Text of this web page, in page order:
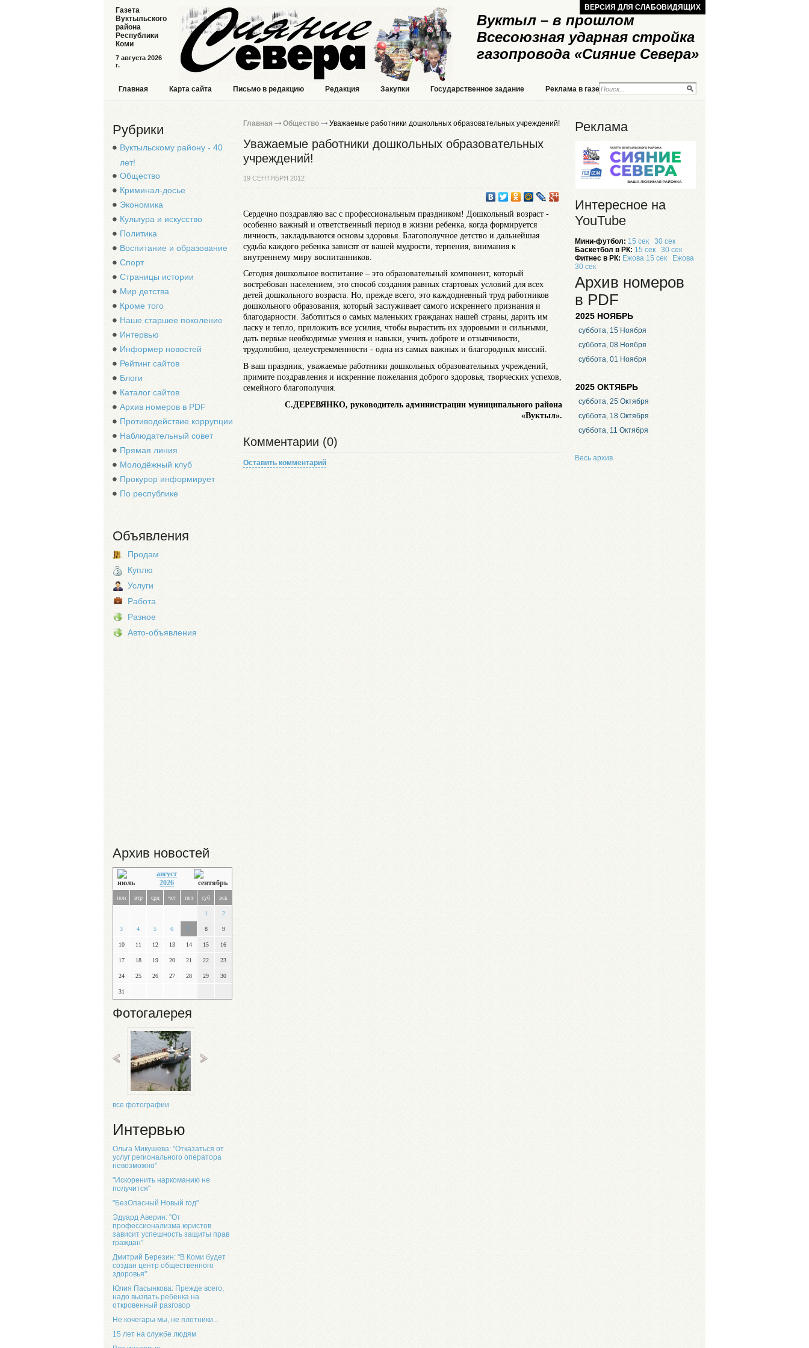
Вуктыл – в прошлом
Всесоюзная ударная стройка
газопровода «Сияние Севера»
7 августа 2026
г.
Газета
Вуктыльского
района
Республики
Коми
ВЕРСИЯ ДЛЯ СЛАБОВИДЯЩИХ
Главная Карта сайта Письмо в редакцию Редакция Закупки Государственное задание Реклама в газете Реклама на сайте
Рубрики
Вуктыльскому району - 40
лет!
Общество
Криминал-досье
Экономика
Культура и искусство
Политика
Воспитание и образование
Спорт
Страницы истории
Мир детства
Кроме того
Наше старшее поколение
Интервью
Информер новостей
Рейтинг сайтов
Блоги
Каталог сайтов
Архив номеров в PDF
Противодействие коррупции
Наблюдательный совет
Прямая линия
Молодёжный клуб
Прокурор информирует
По республике
Объявления
Продам
Куплю
Услуги
Работа
Разное
Авто-объявления
Архив новостей
август
2026
пон втр срд чет пят суб вск
1 2
3 4 5 6 7 8 9
10 11 12 13 14 15 16
17 18 19 20 21 22 23
24 25 26 27 28 29 30
31
Фотогалерея
все фотографии
Интервью
Ольга Микушева: "Отказаться от
услуг регионального оператора
невозможно"
"Искоренить наркоманию не
получится"
"БезОпасный Новый год"
Эдуард Аверин: "От
профессионализма юристов
зависит успешность защиты прав
граждан"
Дмитрий Березин: "В Коми будет
создан центр общественного
здоровья"
Юлия Пасынкова: Прежде всего,
надо вызвать ребенка на
откровенный разговор
Не кочегары мы, не плотники...
15 лет на службе людям
Главная Общество Уважаемые работники дошкольных образовательных учреждений!
Уважаемые работники дошкольных образовательных
учреждений!
19 СЕНТЯБРЯ 2012
Сердечно поздравляю вас с профессиональным праздником! Дошкольный возраст -
особенно важный и ответственный период в жизни ребенка, когда формируется
личность, закладываются основы здоровья. Благополучное детство и дальнейшая
судьба каждого ребенка зависят от вашей мудрости, терпения, внимания к
внутреннему миру воспитанников.
Сегодня дошкольное воспитание – это образовательный компонент, который
востребован населением, это способ создания равных стартовых условий для всех
детей дошкольного возраста. Но, прежде всего, это каждодневный труд работников
дошкольного образования, который заслуживает самого искреннего признания и
благодарности. Заботиться о самых маленьких гражданах нашей страны, дарить им
ласку и тепло, приложить все усилия, чтобы вырастить их здоровыми и сильными,
дать первые необходимые умения и навыки, учить доброте и отзывчивости,
трудолюбию, целеустремленности - одна из самых важных и благородных миссий.
В ваш праздник, уважаемые работники дошкольных образовательных учреждений,
примите поздравления и искренние пожелания доброго здоровья, творческих успехов,
семейного благополучия.
С.ДЕРЕВЯНКО, руководитель администрации муниципального района
«Вуктыл».
Комментарии (0)
Оставить комментарий
Реклама
Интересное на
YouTube
Мини-футбол: 15 сек
30 сек
Баскетбол в РК: 15 сек
30 сек
Фитнес в РК: Ежова 15 сек
Ежова
30 сек
Архив номеров
в PDF
2025 НОЯБРЬ
суббота, 15 Ноября
суббота, 08 Ноября
суббота, 01 Ноября
2025 ОКТЯБРЬ
суббота, 25 Октября
суббота, 18 Октября
суббота, 11 Октября
Весь архив